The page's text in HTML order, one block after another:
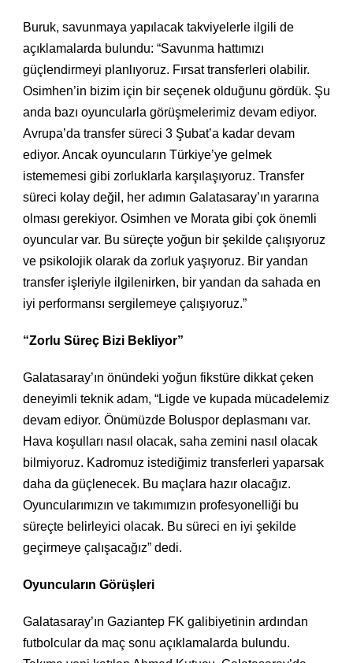
Buruk, savunmaya yapılacak takviyelerle ilgili de
açıklamalarda bulundu: “Savunma hattımızı
güçlendirmeyi planlıyoruz. Fırsat transferleri olabilir.
Osimhen’in bizim için bir seçenek olduğunu gördük. Şu
anda bazı oyuncularla görüşmelerimiz devam ediyor.
Avrupa’da transfer süreci 3 Şubat’a kadar devam
ediyor. Ancak oyuncuların Türkiye’ye gelmek
istememesi gibi zorluklarla karşılaşıyoruz. Transfer
süreci kolay değil, her adımın Galatasaray’ın yararına
olması gerekiyor. Osimhen ve Morata gibi çok önemli
oyuncular var. Bu süreçte yoğun bir şekilde çalışıyoruz
ve psikolojik olarak da zorluk yaşıyoruz. Bir yandan
transfer işleriyle ilgilenirken, bir yandan da sahada en
iyi performansı sergilemeye çalışıyoruz.”
“Zorlu Süreç Bizi Bekliyor”
Galatasaray’ın önündeki yoğun fikstüre dikkat çeken
deneyimli teknik adam, “Ligde ve kupada mücadelemiz
devam ediyor. Önümüzde Boluspor deplasmanı var.
Hava koşulları nasıl olacak, saha zemini nasıl olacak
bilmiyoruz. Kadromuz istediğimiz transferleri yaparsak
daha da güçlenecek. Bu maçlara hazır olacağız.
Oyuncularımızın ve takımımızın profesyonelliği bu
süreçte belirleyici olacak. Bu süreci en iyi şekilde
geçirmeye çalışacağız” dedi.
Oyuncuların Görüşleri
Galatasaray’ın Gaziantep FK galibiyetinin ardından
futbolcular da maç sonu açıklamalarda bulundu.